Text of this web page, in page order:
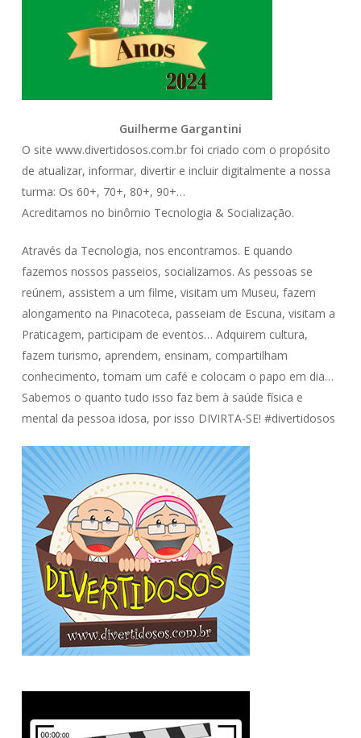
Guilherme Gargantini
O site www.divertidosos.com.br foi criado com o propósito
de atualizar, informar, divertir e incluir digitalmente a nossa
turma: Os 60+, 70+, 80+, 90+…
Acreditamos no binômio Tecnologia & Socialização.
Através da Tecnologia, nos encontramos. E quando
fazemos nossos passeios, socializamos. As pessoas se
reúnem, assistem a um filme, visitam um Museu, fazem
alongamento na Pinacoteca, passeiam de Escuna, visitam a
Praticagem, participam de eventos… Adquirem cultura,
fazem turismo, aprendem, ensinam, compartilham
conhecimento, tomam um café e colocam o papo em dia…
Sabemos o quanto tudo isso faz bem à saúde física e
mental da pessoa idosa, por isso DIVIRTA-SE! #divertidosos